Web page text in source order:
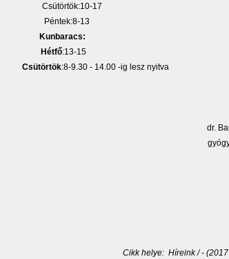
Csütörtök:10-17
Péntek:8-13
Kunbaracs:
Hétfő:13-15
Csütörtök:8-9.30 - 14.00 -ig lesz nyitva
dr.
Cikk helye:Híreink / - (2017